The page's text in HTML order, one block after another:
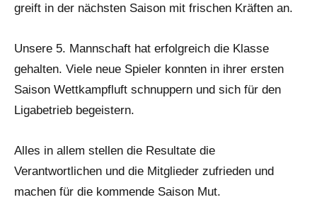
greift in der nächsten Saison mit frischen Kräften an.
Unsere 5. Mannschaft hat erfolgreich die Klasse
gehalten. Viele neue Spieler konnten in ihrer ersten
Saison Wettkampfluft schnuppern und sich für den
Ligabetrieb begeistern.
Alles in allem stellen die Resultate die
Verantwortlichen und die Mitglieder zufrieden und
machen für die kommende Saison Mut.